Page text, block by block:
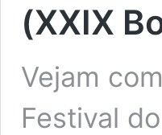
(XXIX
Vejam
Festival